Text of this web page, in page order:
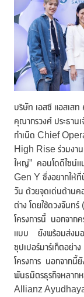
บริษัท เอสซี แอสเส
คุณากรวงศ์ ประธาน
กำเนิด Chief
High Rise ร่วมงาน
ใหญ่” คอนโดดีไซน์แ
Gen Y ซึ่งอยากให้ที่
วัน ด้วยจุดเด่นด้านค
ต่าง โดยใช้ดวงจันท
โครงการนี้ นอกจาก
แบบ ยังพร้อมส่งมอ
ซุปเปอร์มาร์เก็ตอย่
โครงการ นอกจากนี้
พันธมิตรธุรกิจหลา
Allianz